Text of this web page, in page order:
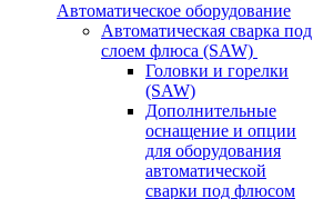
Автоматическое оборудование
Автоматическая сварка под
слоем флюса (SAW)
Головки и горелки
(SAW)
Дополнительные
оснащение и опции
для оборудования
автоматической
сварки под флюсом